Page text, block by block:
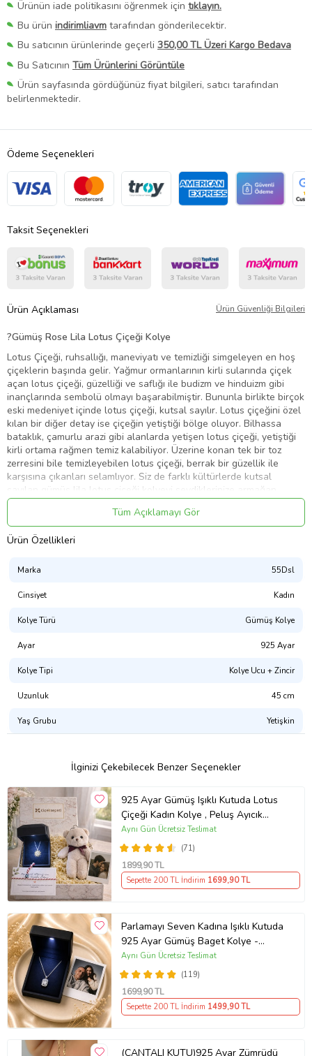
Ürünün iade politikasını öğrenmek için tıklayın.
Bu ürün indirimliavm tarafından gönderilecektir.
Bu satıcının ürünlerinde geçerli 350,00 TL Üzeri Kargo Bedava
Bu Satıcının Tüm Ürünlerini Görüntüle
Ürün sayfasında gördüğünüz fiyat bilgileri, satıcı tarafından
belirlenmektedir.
Ödeme Seçenekleri
Taksit Seçenekleri
Ürün Açıklaması Ürün Güvenliği Bilgileri
?Gümüş Rose Lila Lotus Çiçeği Kolye
Lotus Çiçeği, ruhsallığı, maneviyatı ve temizliği simgeleyen en hoş
çiçeklerin başında gelir. Yağmur ormanlarının kirli sularında çiçek
açan lotus çiçeği, güzelliği ve saflığı ile budizm ve hinduizm gibi
inançlarında sembolü olmayı başarabilmiştir. Bununla birlikte birçok
eski medeniyet içinde lotus çiçeği, kutsal sayılır. Lotus çiçeğini özel
kılan bir diğer detay ise çiçeğin yetiştiği bölge oluyor. Bilhassa
bataklık, çamurlu arazi gibi alanlarda yetişen lotus çiçeği, yetiştiği
kirli ortama rağmen temiz kalabiliyor. Üzerine konan tek bir toz
zerresini bile temizleyebilen lotus çiçeği, berrak bir güzellik ile
karşısına çıkanları selamlıyor. Siz de farklı kültürlerde kutsal
sayılan gümüş lila lotus çiçeği kolyeyi sevdiklerinize armağan
edebilir ya da kendinizi ödüllendirebilirsiniz. Lila ya da leylak, leylak
çiçeğinin renklerinin temsil eden soluk bir mor tonudur. Bu yılın en
çok tercih edilen favori renklerinden biri olan bu şık kolye; doğum
günü hediyesi, sevgililer günü veya özel günlerde tercih
imal edilmiştir. Gümüş üzerine rose kaplama yapılmıştır. Diğer
üretilmiştir. Gümüş ve değerli taşlar nedeniyle belirtilen ortalama
Boy : 2.00 cm
Ort. Ağırlık : 5.50 gr.
Zincir Boyu : 45.00 cm
Tüm Açıklamayı Gör
Ürün Özellikleri
Marka 55Dsl
Cinsiyet Kadın
Kolye Türü Gümüş Kolye
Ayar 925 Ayar
Kolye Tipi Kolye Ucu + Zincir
Uzunluk 45 cm
Yaş Grubu Yetişkin
İlginizi Çekebilecek Benzer Seçenekler
925 Ayar Gümüş Işıklı Kutuda Lotus
Çiçeği Kadın Kolye , Peluş Ayıcık
Anahtarlık Marteniçka Bileklik,
Polaroid Fotoğraf Hediye
(71)
Aynı Gün Ücretsiz Teslimat
1899,90 TL
Sepette 200 TL İndirim 1699,90 TL
Parlamayı Seven Kadına Işıklı Kutuda
925 Ayar Gümüş Baget Kolye -
Kişiye Özel Fotoğraf Hediye
(119)
Aynı Gün Ücretsiz Teslimat
1699,90 TL
Sepette 200 TL İndirim 1499,90 TL
(ÇANTALI KUTU)925 Ayar Zümrüdü